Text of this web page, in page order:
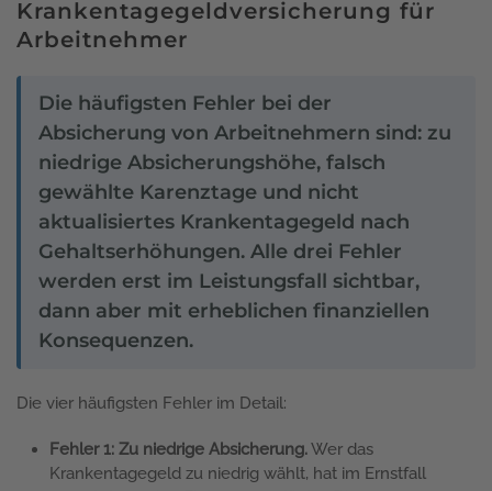
Krankentagegeldversicherung für
Arbeitnehmer
Die häufigsten Fehler bei der
Absicherung von Arbeitnehmern sind: zu
niedrige Absicherungshöhe, falsch
gewählte Karenztage und nicht
aktualisiertes Krankentagegeld nach
Gehaltserhöhungen. Alle drei Fehler
werden erst im Leistungsfall sichtbar,
dann aber mit erheblichen finanziellen
Konsequenzen.
Die vier häufigsten Fehler im Detail:
Fehler 1: Zu niedrige Absicherung.Wer das
Krankentagegeld zu niedrig wählt, hat im Ernstfall